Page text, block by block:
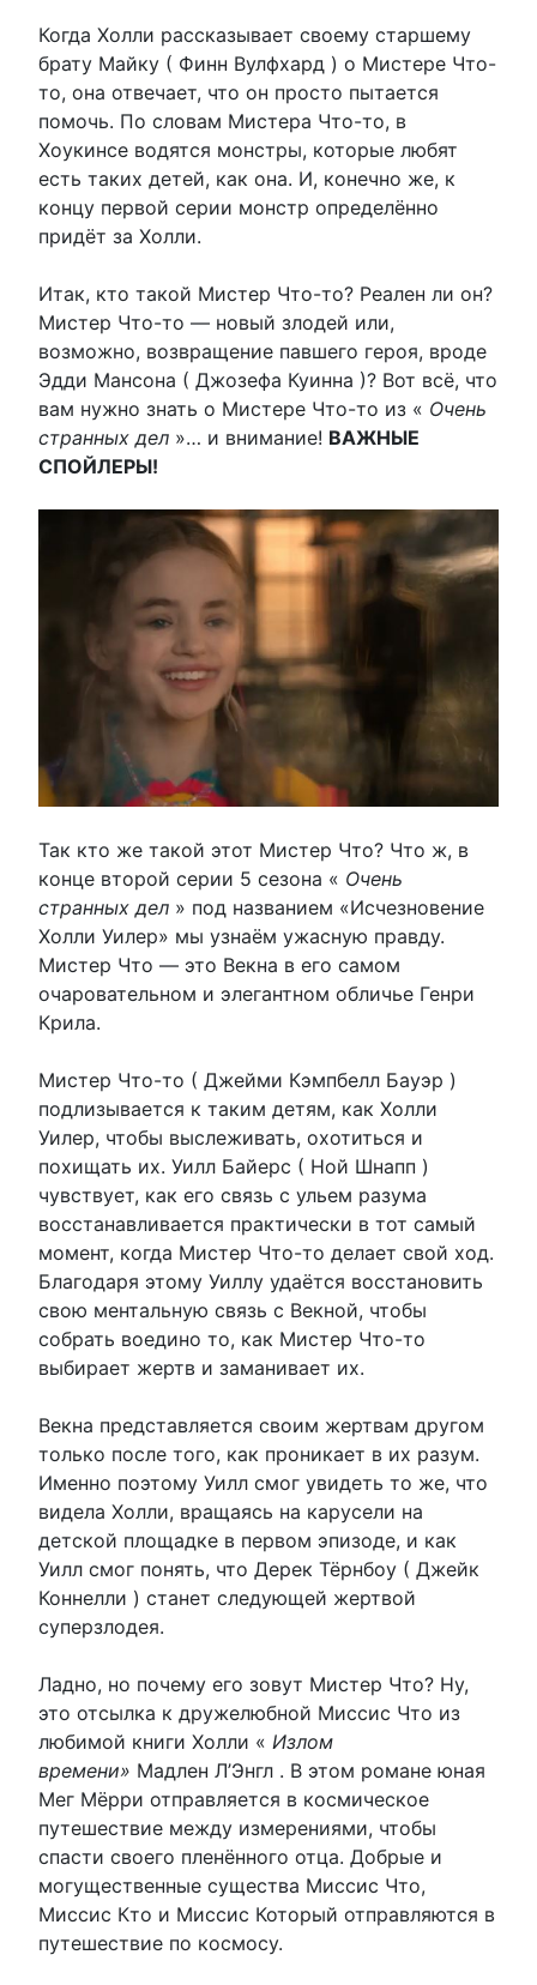
Когда Холли рассказывает своему старшему
брату Майку ( Финн Вулфхард ) о Мистере Что-
то, она отвечает, что он просто пытается
помочь. По словам Мистера Что-то, в
Хоукинсе водятся монстры, которые любят
есть таких детей, как она. И, конечно же, к
концу первой серии монстр определённо
придёт за Холли.
Итак, кто такой Мистер Что-то? Реален ли он?
Мистер Что-то — новый злодей или,
возможно, возвращение павшего героя, вроде
Эдди Мансона ( Джозефа Куинна )? Вот всё, что
вам нужно знать о Мистере Что-то из « Очень
странных дел »… и внимание! ВАЖНЫЕ
СПОЙЛЕРЫ!
Так кто же такой этот Мистер Что? Что ж, в
конце второй серии 5 сезона « Очень
странных дел » под названием «Исчезновение
Холли Уилер» мы узнаём ужасную правду.
Мистер Что — это Векна в его самом
очаровательном и элегантном обличье Генри
Крила.
Мистер Что-то ( Джейми Кэмпбелл Бауэр )
подлизывается к таким детям, как Холли
Уилер, чтобы выслеживать, охотиться и
похищать их. Уилл Байерс ( Ной Шнапп )
чувствует, как его связь с ульем разума
восстанавливается практически в тот самый
момент, когда Мистер Что-то делает свой ход.
Благодаря этому Уиллу удаётся восстановить
свою ментальную связь с Векной, чтобы
собрать воедино то, как Мистер Что-то
выбирает жертв и заманивает их.
Векна представляется своим жертвам другом
только после того, как проникает в их разум.
Именно поэтому Уилл смог увидеть то же, что
видела Холли, вращаясь на карусели на
детской площадке в первом эпизоде, и как
Уилл смог понять, что Дерек Тёрнбоу ( Джейк
Коннелли ) станет следующей жертвой
суперзлодея.
Ладно, но почему его зовут Мистер Что? Ну,
это отсылка к дружелюбной Миссис Что из
любимой книги Холли « Излом
времени» Мадлен Л’Энгл . В этом романе юная
Мег Мёрри отправляется в космическое
путешествие между измерениями, чтобы
спасти своего пленённого отца. Добрые и
могущественные существа Миссис Что,
Миссис Кто и Миссис Который отправляются в
путешествие по космосу.